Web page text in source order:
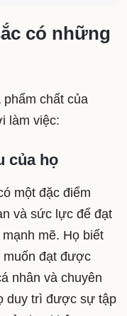
có những
chất của
làm việc:
của họ
một đặc điểm
và sức lực để đạt
mẽ. Họ biết
đạt được
nhân và chuyên
duy trì được sự tập